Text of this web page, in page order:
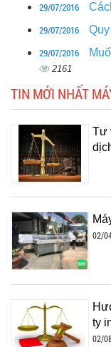
29/07/2016
29/07/2016
29/07/2016
2161
TIN MỚI NHẤT
Tư
02/
ty
02/